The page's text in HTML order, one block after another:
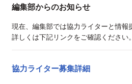
編集部からのお知らせ
現在、編集部では協力ライターと情報
詳しくは下記リンクをご確認ください。
協力ライター募集詳細